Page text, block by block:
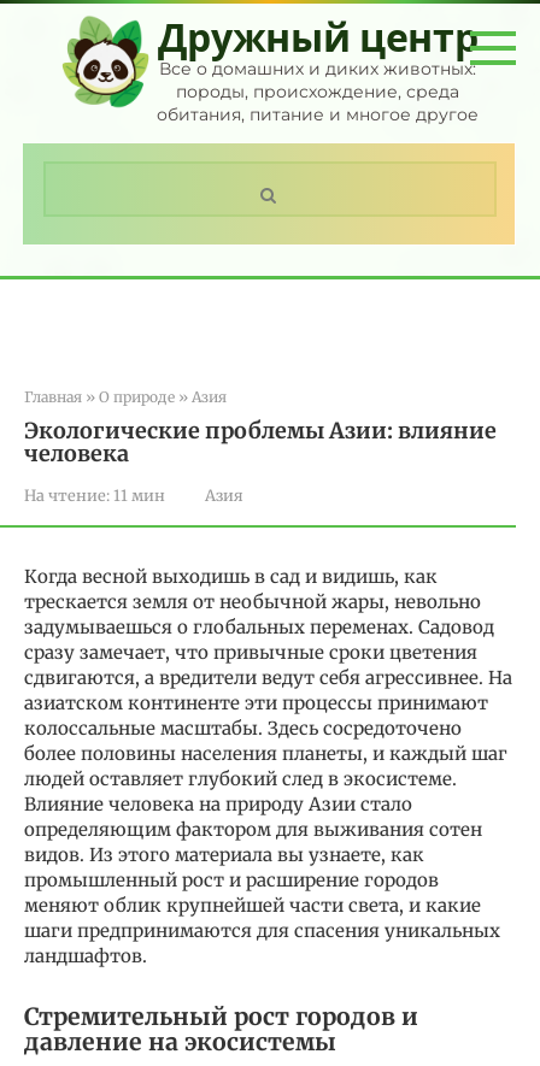
Перейти
контенту
Дружный центр
Все о домашних и диких животных:
породы, происхождение, среда
обитания, питание и многое другое
Главная » О природе » Азия
Экологические проблемы Азии: влияние
человека
На чтение: 11 мин Азия
Когда весной выходишь в сад и видишь, как
трескается земля от необычной жары, невольно
задумываешься о глобальных переменах. Садовод
сразу замечает, что привычные сроки цветения
сдвигаются, а вредители ведут себя агрессивнее. На
азиатском континенте эти процессы принимают
колоссальные масштабы. Здесь сосредоточено
более половины населения планеты, и каждый шаг
людей оставляет глубокий след в экосистеме.
Влияние человека на природу Азии стало
определяющим фактором для выживания сотен
видов. Из этого материала вы узнаете, как
промышленный рост и расширение городов
меняют облик крупнейшей части света, и какие
шаги предпринимаются для спасения уникальных
ландшафтов.
Стремительный рост городов и
давление на экосистемы